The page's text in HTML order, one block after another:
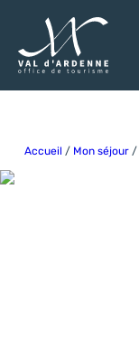
Accueil / Mon séjour/